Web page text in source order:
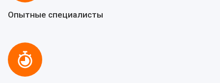
Опытные специалисты